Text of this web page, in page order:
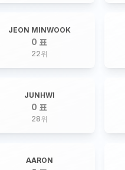
JEON MINWOOK
0 표
22위
JUNHWI
0 표
28위
AARON